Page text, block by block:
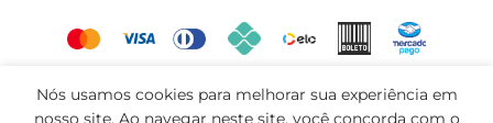
Nós usamos cookies para melhorar sua experiência em
nosso site. Ao navegar neste site, você concorda com o